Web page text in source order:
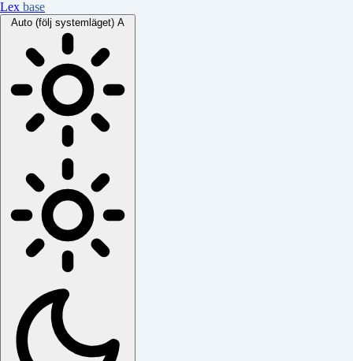
Lex base
Auto (följ systemläget) A